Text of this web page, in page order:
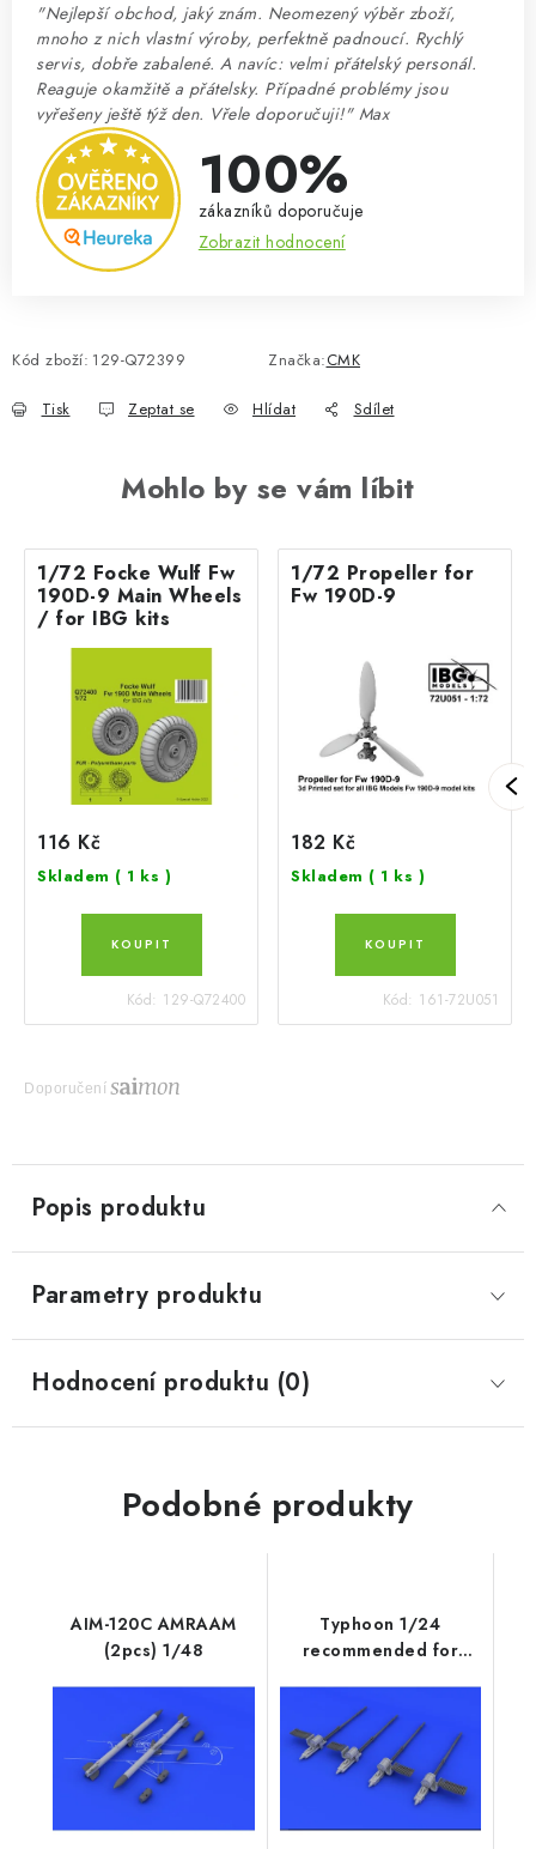
"Nejlepší obchod, jaký znám. Neomezený výběr zboží,
mnoho z nich vlastní výroby, perfektně padnoucí. Rychlý
servis, dobře zabalené. A navíc: velmi přátelský personál.
Reaguje okamžitě a přátelsky. Případné problémy jsou
vyřešeny ještě týž den. Vřele doporučuji!" Max
100%
zákazníků doporučuje
Zobrazit hodnocení
Kód zboží: 129-Q72399 Značka:CMK
Tisk Zeptat se Hlídat Sdílet
Mohlo by se vám líbit
1/72 Focke Wulf Fw
190D-9 Main Wheels
/ for IBG kits
116 Kč
Skladem ( 1 ks )
Kód: 129-Q72400
1/72 Propeller for
Fw 190D-9
182 Kč
Skladem ( 1 ks )
Kód: 161-72U051
Doporučení
Popis produktu
Parametry produktu
Hodnocení produktu (0)
Podobné produkty
AIM-120C AMRAAM
(2pcs) 1/48
Typhoon 1/24
recommended for